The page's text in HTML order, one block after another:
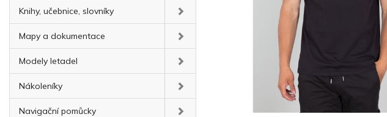
Knihy, učebnice, slovníky
Mapy a dokumentace
Modely letadel
Nákoleníky
Navigační pomůcky